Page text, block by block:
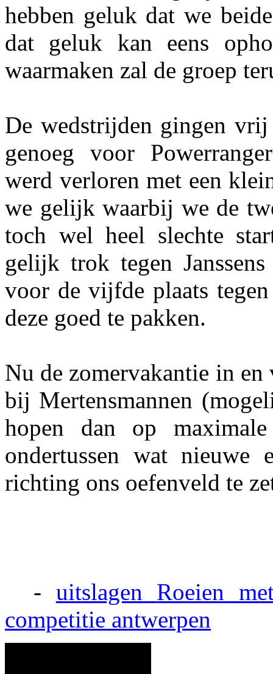
hebben geluk dat we
dat geluk kan eens
waarmaken zal de groep
De wedstrijden gingen
genoeg voor
werd verloren met een
we gelijk waarbij we de
toch wel heel slechte
gelijk trok tegen
voor de vijfde plaats
deze goed te pakken.
Nu de zomervakantie in
bij Mertensmannen
hopen dan op
ondertussen wat
richting ons oefenveld te
- uitslagen Roeien
competitie antwerpen